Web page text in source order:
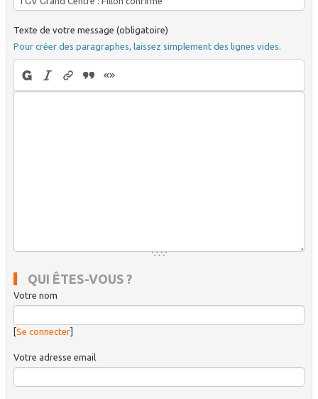
Texte de votre message (obligatoire)
Pour créer des paragraphes, laissez simplement des lignes vides.
QUI ÊTES-VOUS ?
Votre nom
Se connecter]
Votre adresse email